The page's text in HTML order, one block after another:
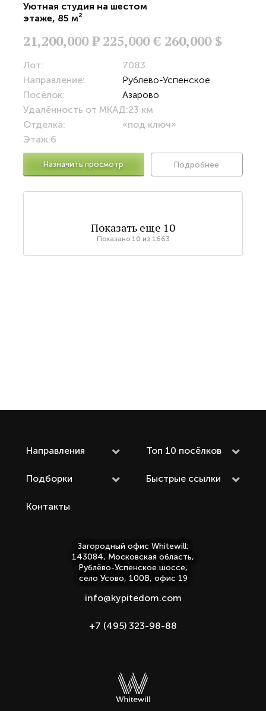
Уютная студия на шестом
этаже, 85 м²
21,200,000Р 225,000 € 260,000 $
Лот:
7083
Направление:
Рублево-Успенское
Посёлок:
Азарово
Удалённость от МКАД:23 км
Отделка:
«под ключ»
Этаж:6
Назначить просмотр Подробнее
Показать еще 10
Показано 10 из 1663
Направления Топ 10 посёлков
Подборки Быстрые ссылки
Контакты
Загородный офис Whitewill:
143084, Московская область,
Рублёво-Успенское шоссе,
село Усово, 100В, офис 19
info@kypitedom.com
+7 (495) 323-98-88